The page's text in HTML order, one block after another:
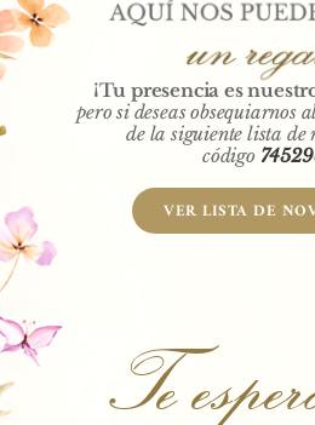
¡Tu presencia es
pero si deseas obsequiarnos
de la siguiente lista de
código
VER LISTA DE
Te